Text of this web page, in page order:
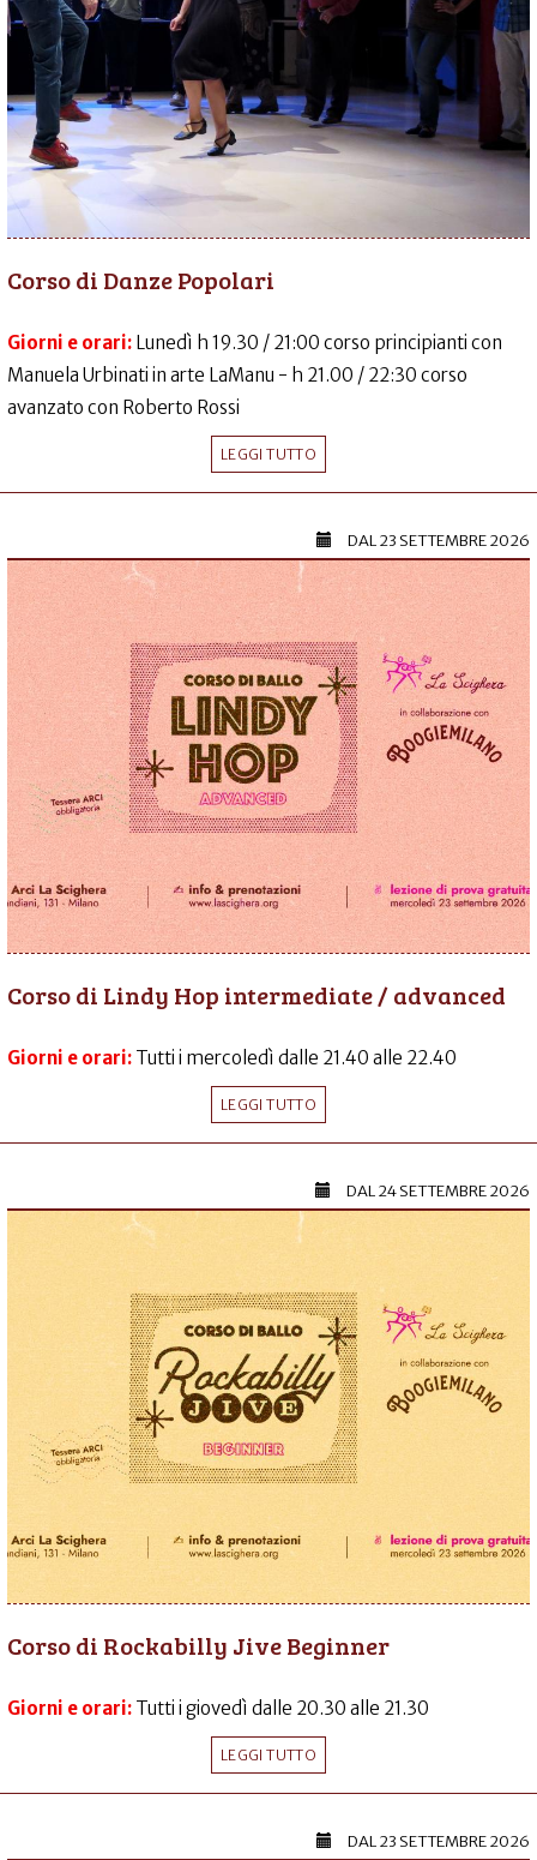
Corso di Danze Popolari
Giorni e orari: Lunedì h 19.30 / 21:00 corso principianti con
Manuela Urbinati in arte LaManu - h 21.00 / 22:30 corso
avanzato con Roberto Rossi
LEGGI TUTTO
DAL23 SETTEMBRE 2026
Corso di Lindy Hop intermediate / advanced
Giorni e orari: Tutti i mercoledì dalle 21.40 alle 22.40
LEGGI TUTTO
DAL24 SETTEMBRE 2026
Corso di Rockabilly Jive Beginner
Giorni e orari: Tutti i giovedì dalle 20.30 alle 21.30
LEGGI TUTTO
DAL23 SETTEMBRE 2026